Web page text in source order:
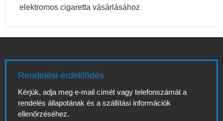
elektromos cigaretta vásárlásához
Rendelési érdeklődés
Kérjük, adja meg e-mail címét vagy telefonszámát a
rendelés állapotának és a szállítási információk
ellenőrzéséhez.